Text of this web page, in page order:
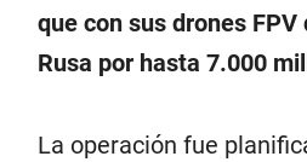
que con sus drones
Rusa por hasta 7.000
La operación fue